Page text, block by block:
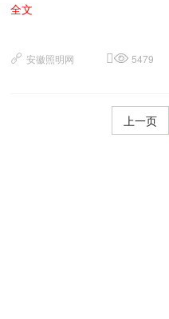
全文
安徽照明网 5479
上一页